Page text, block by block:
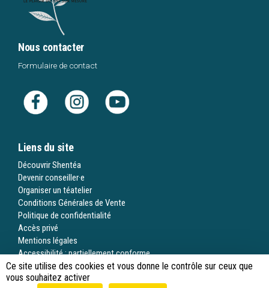
Nous contacter
Formulaire de contact
Liens du site
Découvrir Shentéa
Devenir conseiller·e
Organiser un téatelier
Conditions Générales de Vente
Politique de confidentialité
Accès privé
Mentions légales
Accessibilité : partiellement conforme
Gestion des cookies
Ce site utilise des cookies et vous donne le contrôle sur ceux que
vous souhaitez activer